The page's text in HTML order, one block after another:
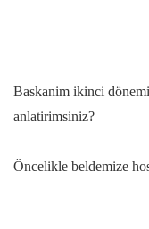
Baskanim ikinci
anlatirimsiniz?
Öncelikle beldemize